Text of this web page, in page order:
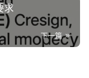
求
下一篇